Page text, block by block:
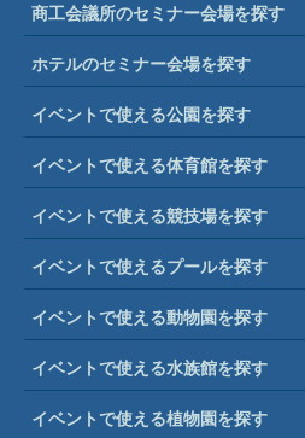
商工会議所のセミナー会場を探す
ホテルのセミナー会場を探す
イベントで使える公園を探す
イベントで使える体育館を探す
イベントで使える競技場を探す
イベントで使えるプールを探す
イベントで使える動物園を探す
イベントで使える水族館を探す
イベントで使える植物園を探す